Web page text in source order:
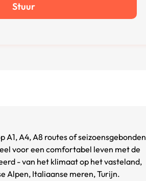
Stuur
A4, A8 routes of seizoensgebonden
voor een comfortabel leven met de
- van het klimaat op het vasteland,
Alpen, Italiaanse meren, Turijn.